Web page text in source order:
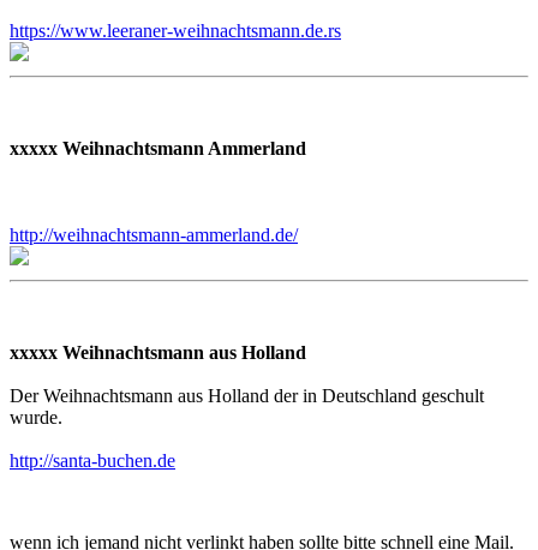
https://www.leeraner-weihnachtsmann.de.rs
xxxxx Weihnachtsmann Ammerland
http://weihnachtsmann-ammerland.de/
xxxxx Weihnachtsmann aus Holland
Der Weihnachtsmann aus Holland der in Deutschland geschult
wurde.
http://santa-buchen.de
wenn ich jemand nicht verlinkt haben sollte bitte schnell eine Mail.